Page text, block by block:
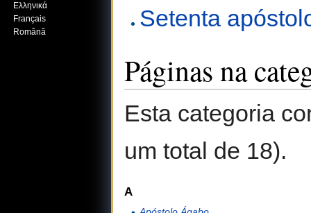
Setenta
Páginas na
Esta categoria
um total de 18).
A
Ελληνικά
Français
Română